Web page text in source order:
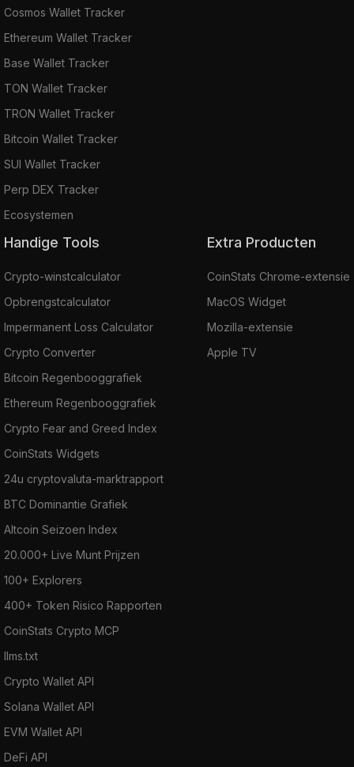
Cosmos Wallet Tracker
Ethereum Wallet Tracker
Base Wallet Tracker
TON Wallet Tracker
TRON Wallet Tracker
Bitcoin Wallet Tracker
SUI Wallet Tracker
Perp DEX Tracker
Ecosystemen
Handige Tools
Crypto-winstcalculator
Opbrengstcalculator
Impermanent Loss Calculator
Crypto Converter
Bitcoin Regenbooggrafiek
Ethereum Regenbooggrafiek
Crypto Fear and Greed Index
CoinStats Widgets
24u cryptovaluta-marktrapport
BTC Dominantie Grafiek
Altcoin Seizoen Index
20.000+ Live Munt Prijzen
100+ Explorers
400+ Token Risico Rapporten
CoinStats Crypto MCP
llms.txt
Crypto Wallet API
Solana Wallet API
EVM Wallet API
DeFi API
Extra Producten
CoinStats Chrome-extensie
MacOS Widget
Mozilla-extensie
Apple TV